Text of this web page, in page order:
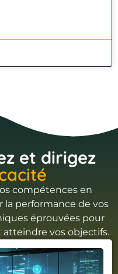
et dirigez
compétences en
performance de vos
éprouvées pour
vos objectifs.